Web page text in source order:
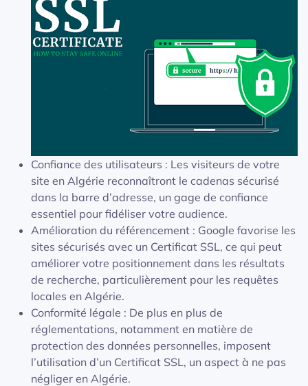
Confiance des utilisateurs : Les visiteurs de votre
site en Algérie reconnaîtront le cadenas sécurisé
dans la barre d’adresse, un gage de confiance
essentiel pour fidéliser votre audience.
Amélioration du référencement : Google favorise les
sites sécurisés avec un Certificat SSL, ce qui peut
améliorer votre positionnement dans les résultats
de recherche, particulièrement pour les requêtes
locales en Algérie.
Conformité légale : De plus en plus de
réglementations, notamment en matière de
protection des données personnelles, imposent
l’utilisation d’un Certificat SSL, un aspect à ne pas
négliger en Algérie.